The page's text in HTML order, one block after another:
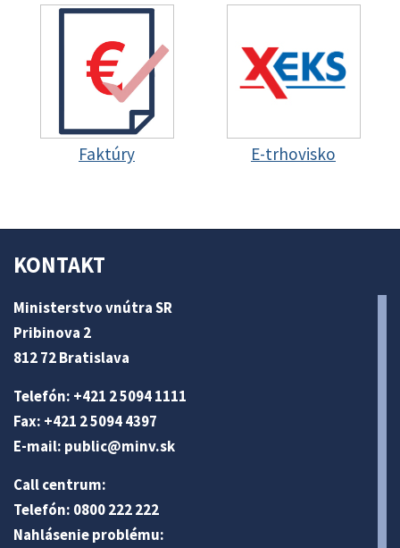
Faktúry E-trhovisko
KONTAKT
Ministerstvo vnútra SR
Pribinova 2
812 72 Bratislava
Telefón: +421 2 5094 1111
Fax: +421 2 5094 4397
E-mail: public@minv.sk
Call centrum:
Telefón: 0800 222 222
Nahlásenie problému: